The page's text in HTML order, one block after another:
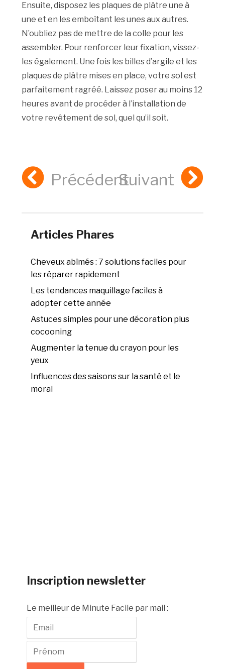
Ensuite, disposez les plaques de plâtre une à
une et en les emboîtant les unes aux autres.
N’oubliez pas de mettre de la colle pour les
assembler. Pour renforcer leur fixation, vissez-
les également. Une fois les billes d’argile et les
plaques de plâtre mises en place, votre sol est
parfaitement ragréé. Laissez poser au moins 12
heures avant de procéder à l’installation de
votre revêtement de sol, quel qu’il soit.
PrécédentSuivant
Articles Phares
Cheveux abîmés : 7 solutions faciles pour
les réparer rapidement
Les tendances maquillage faciles à
adopter cette année
Astuces simples pour une décoration plus
cocooning
Augmenter la tenue du crayon pour les
yeux
Influences des saisons sur la santé et le
moral
Inscription newsletter
Le meilleur de Minute Facile par mail :